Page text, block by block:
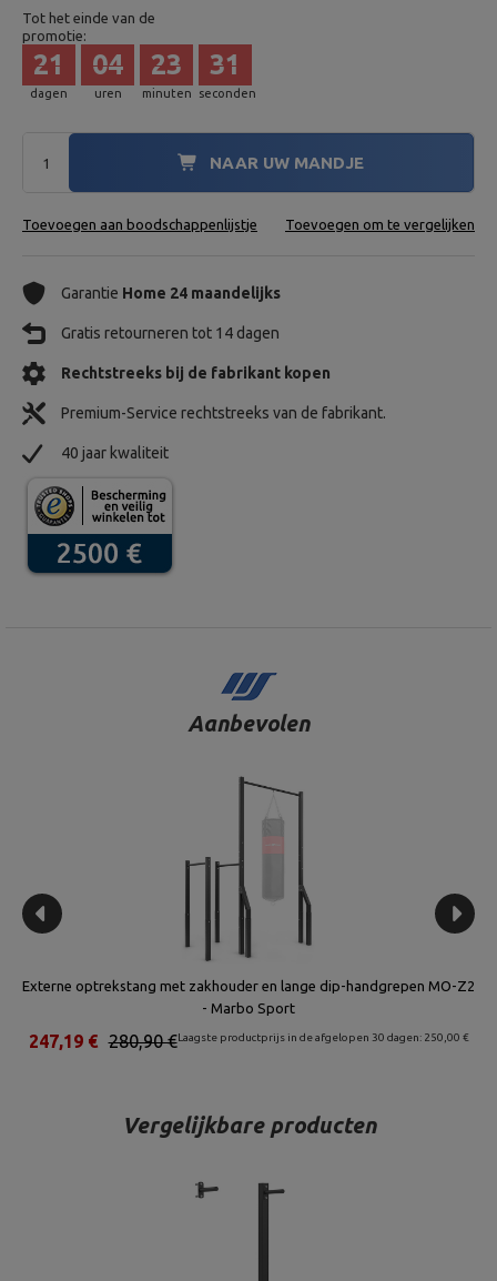
Tot het einde van de
promotie:
dagen
21
uren
04
minuten
23
seconden
30
NAAR UW MANDJE
Toevoegen aan boodschappenlijstje Toevoegen om te vergelijken
Garantie Home 24 maandelijks
Gratis retourneren tot 14 dagen
Rechtstreeks bij de fabrikant kopen
Premium-Service rechtstreeks van de fabrikant.
40 jaar kwaliteit
Aanbevolen
Externe optrekstang met zakhouder en lange dip-handgrepen MO-Z2
- Marbo Sport
Laagste productprijs in de afgelopen 30 dagen: 250,00 €
280,90 €
247,19 €
Vergelijkbare producten